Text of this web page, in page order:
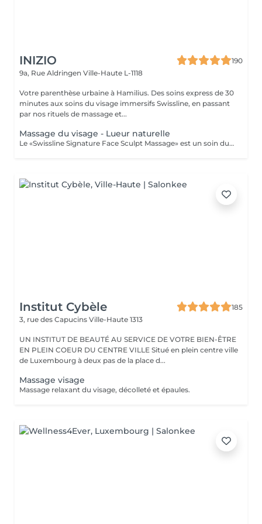
INIZIO
190
9a, Rue Aldringen Ville-Haute L-1118
Votre parenthèse urbaine à Hamilius. Des soins express de 30
minutes aux soins du visage immersifs Swissline, en passant
par nos rituels de massage et...
Massage du visage - Lueur naturelle
Le «Swissline Signature Face Sculpt Massage» est un soin du visage extrêmement innovant, original et technique. Ce traitement rythmé, à la fois profond et relaxant, combine travail respiratoire, drainage lymphatique manuel (MLD), relâchement musculaire et manipulation fasciale, associés aux techniques de modelage avancées caractéristiques d'Anna Tsankova. Le soin stimule le drainage lymphatique et la circulation, soulage les tensions musculaires, affine les contours du visage et réactive la production de collagène. Ce traitement innovant donne aux clients la sensation que leur visage s'est «ouvert», débarrassé de ses blocages, avec un effet de remise en forme visible, des rides d'expression lissées et une circulation améliorée, pour un teint renouvelé et une véritable éclat.
Institut Cybèle
185
3, rue des Capucins Ville-Haute 1313
UN INSTITUT DE BEAUTÉ AU SERVICE DE VOTRE BIEN-ÊTRE
EN PLEIN COEUR DU CENTRE VILLE Situé en plein centre ville
de Luxembourg à deux pas de la place d...
Massage visage
Massage relaxant du visage, décolleté et épaules.